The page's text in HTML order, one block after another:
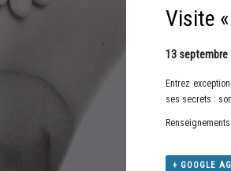
Visite
13 septembre
Entrez
ses secrets :
+ GOOGLE